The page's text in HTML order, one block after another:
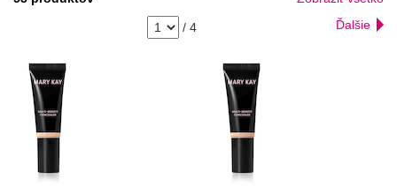
/ 4 Ďalšie